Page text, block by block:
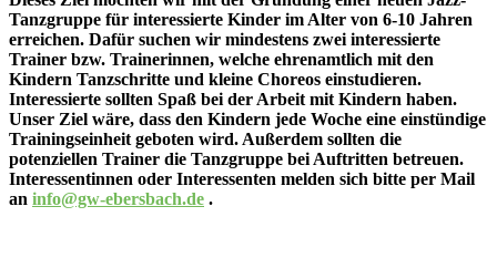
Tanzgruppe für interessierte Kinder im Alter von 6-10 Jahren
erreichen. Dafür suchen wir mindestens zwei interessierte
Trainer bzw. Trainerinnen, welche ehrenamtlich mit den
Kindern Tanzschritte und kleine Choreos einstudieren.
Interessierte sollten Spaß bei der Arbeit mit Kindern haben.
Unser Ziel wäre, dass den Kindern jede Woche eine einstündige
Trainingseinheit geboten wird. Außerdem sollten die
potenziellen Trainer die Tanzgruppe bei Auftritten betreuen.
Interessentinnen oder Interessenten melden sich bitte per Mail
an info@gw-ebersbach.de .